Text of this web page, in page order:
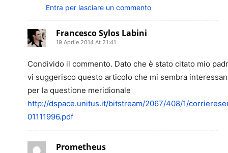
Entra per lasciare un commento
Francesco Sylos Labini
19 Aprile 2014 At 21:41
Condivido il commento. Dato che è stato citato mio
vi suggerisco questo articolo che mi sembra
per la questione meridionale
http://dspace.unitus.it/bitstream/2067/408/1/
01111996.pdf
Prometheus